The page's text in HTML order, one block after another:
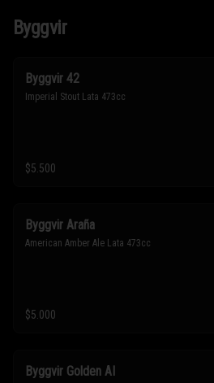
Byggvir
Byggvir 42
Imperial Stout Lata 473cc
$5.500
Byggvir Araña
American Amber Ale Lata 473cc
$5.000
Byggvir Golden AI